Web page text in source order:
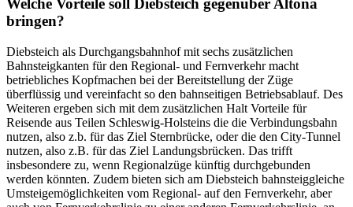
Welche Vorteile soll Diebsteich gegenüber Altona
bringen?
Diebsteich als Durchgangsbahnhof mit sechs zusätzlichen
Bahnsteigkanten für den Regional- und Fernverkehr macht
betriebliches Kopfmachen bei der Bereitstellung der Züge
überflüssig und vereinfacht so den bahnseitigen Betriebsablauf. Des
Weiteren ergeben sich mit dem zusätzlichen Halt Vorteile für
Reisende aus Teilen Schleswig-Holsteins die die Verbindungsbahn
nutzen, also z.b. für das Ziel Sternbrücke, oder die den City-Tunnel
nutzen, also z.B. für das Ziel Landungsbrücken. Das trifft
insbesondere zu, wenn Regionalzüge künftig durchgebunden
werden könnten. Zudem bieten sich am Diebsteich bahnsteiggleiche
Umsteigemöglichkeiten vom Regional- auf den Fernverkehr, aber